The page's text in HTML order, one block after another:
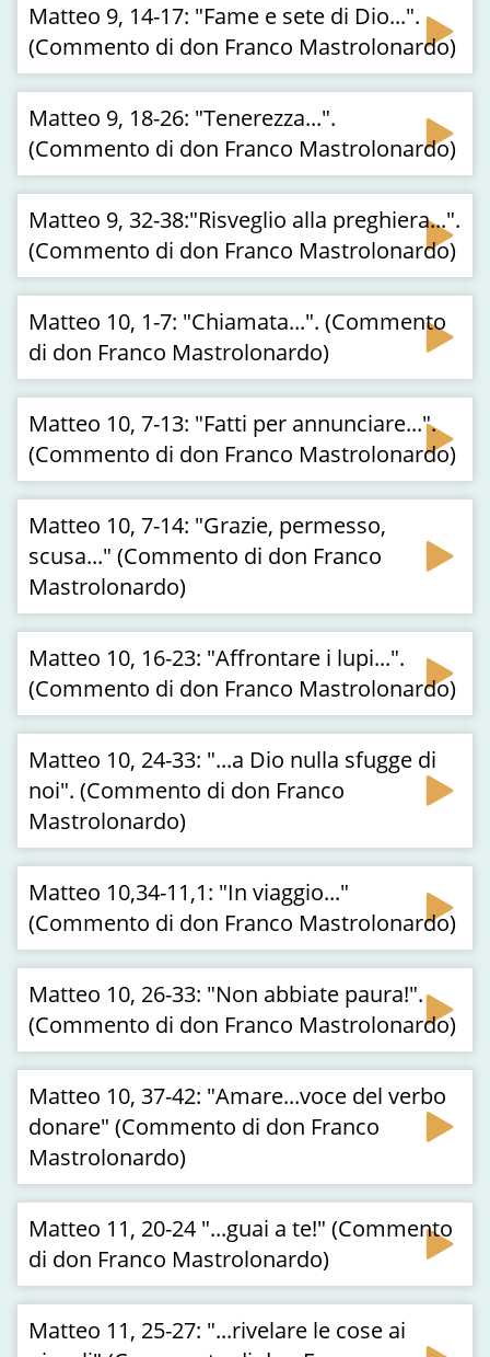
Matteo 9, 14-17: "Fame e sete di Dio...".
(Commento di don Franco Mastrolonardo)
Matteo 9, 18-26: "Tenerezza...".
(Commento di don Franco Mastrolonardo)
Matteo 9, 32-38:"Risveglio alla preghiera...".
(Commento di don Franco Mastrolonardo)
Matteo 10, 1-7: "Chiamata...". (Commento
di don Franco Mastrolonardo)
Matteo 10, 7-13: "Fatti per annunciare...".
(Commento di don Franco Mastrolonardo)
Matteo 10, 7-14: "Grazie, permesso,
scusa..." (Commento di don Franco
Mastrolonardo)
Matteo 10, 16-23: "Affrontare i lupi...".
(Commento di don Franco Mastrolonardo)
Matteo 10, 24-33: "...a Dio nulla sfugge di
noi". (Commento di don Franco
Mastrolonardo)
Matteo 10,34-11,1: "In viaggio..."
(Commento di don Franco Mastrolonardo)
Matteo 10, 26-33: "Non abbiate paura!".
(Commento di don Franco Mastrolonardo)
Matteo 10, 37-42: "Amare...voce del verbo
donare" (Commento di don Franco
Mastrolonardo)
Matteo 11, 20-24 "...guai a te!" (Commento
di don Franco Mastrolonardo)
Matteo 11, 25-27: "...rivelare le cose ai